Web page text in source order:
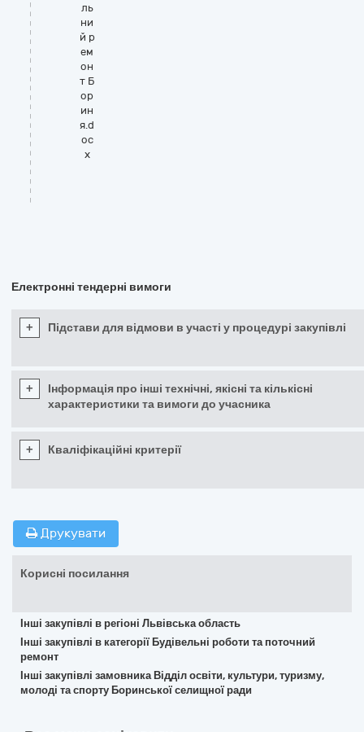
ль
ни
й р
ем
он
т Б
ор
ин
я.d
oc
x
Електронні тендерні вимоги
+ Підстави для відмови в участі у процедурі закупівлі
+
Інформація про інші технічні, якісні та кількісні
характеристики та вимоги до учасника
+ Кваліфікаційні критерії
Друкувати
Корисні посилання
Інші закупівлі в регіоні Львівська область
Інші закупівлі в категорії Будівельні роботи та поточний
ремонт
Інші закупівлі замовника Відділ освіти, культури, туризму,
молоді та спорту Боринської селищної ради